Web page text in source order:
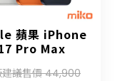
蘋果 iPhone
Pro Max
建議售價 44,900